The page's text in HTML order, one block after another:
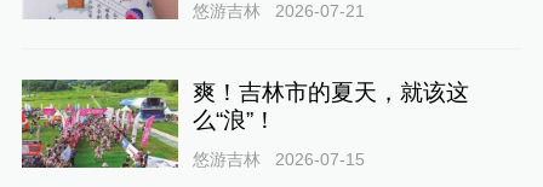
悠游吉林 2026-07-21
爽！吉林市的夏天，就该这
么“浪”！
悠游吉林 2026-07-15